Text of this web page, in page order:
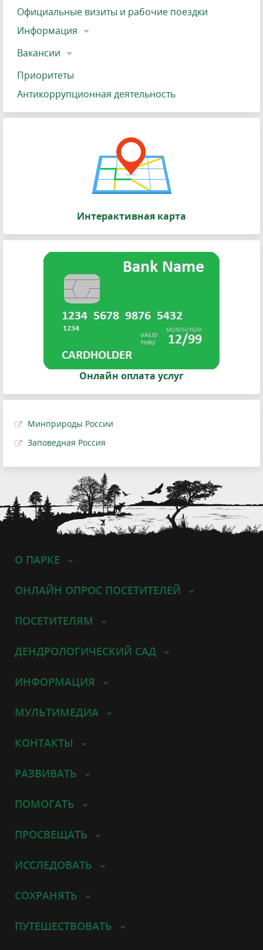
Официальные визиты и рабочие поездки
Информация
Вакансии
Приоритеты
Антикоррупционная деятельность
Интерактивная карта
Онлайн оплата услуг
Минприроды России
Заповедная Россия
О ПАРКЕ
ОНЛАЙН ОПРОС ПОСЕТИТЕЛЕЙ
ПОСЕТИТЕЛЯМ
ДЕНДРОЛОГИЧЕСКИЙ САД
ИНФОРМАЦИЯ
МУЛЬТИМЕДИА
КОНТАКТЫ
РАЗВИВАТЬ
ПОМОГАТЬ
ПРОСВЕЩАТЬ
ИССЛЕДОВАТЬ
СОХРАНЯТЬ
ПУТЕШЕСТВОВАТЬ